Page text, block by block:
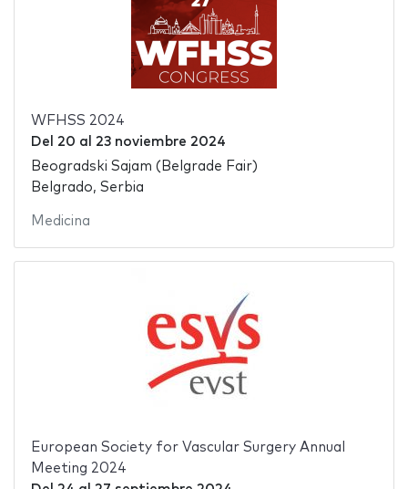
WFHSS 2024
Del 20 al 23 noviembre 2024
Beogradski Sajam (Belgrade Fair)
Belgrado, Serbia
Medicina
European Society for Vascular Surgery Annual
Meeting 2024